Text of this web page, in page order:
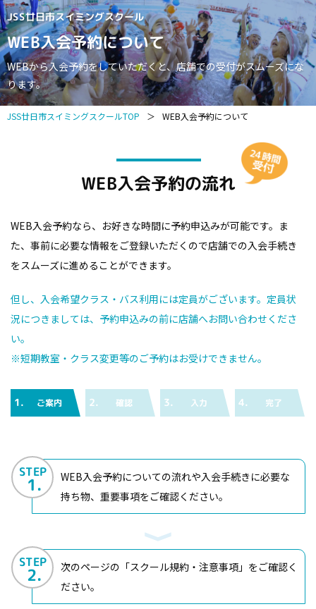
JSS廿日市スイミングスクール
WEB入会予約について
WEBから入会予約をしていただくと、店舗での受付がスムーズにな
ります。
JSS廿日市スイミングスクールTOP ＞ WEB入会予約について
WEB入会予約の流れ
WEB入会予約なら、お好きな時間に予約申込みが可能です。 ま
た、事前に必要な情報をご登録いただくので店舗での入会手続き
をスムーズに進めることができます。
但し、入会希望クラス・バス利用には定員がございます。定員状
況につきましては、予約申込みの前に店舗へお問い合わせくださ
い。
※短期教室・クラス変更等のご予約はお受けできません。
1. ご案内 2. 確認 3. 入力 4. 完了
STEP
1.
WEB入会予約についての流れや入会手続きに必要な
持ち物、重要事項をご確認ください。
STEP
2.
次のページの「スクール規約・注意事項」をご確認く
ださい。